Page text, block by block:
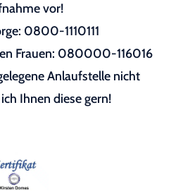
vor!
0800-1110111
Frauen: 080000-116016
Anlaufstelle nicht
Ihnen diese gern!